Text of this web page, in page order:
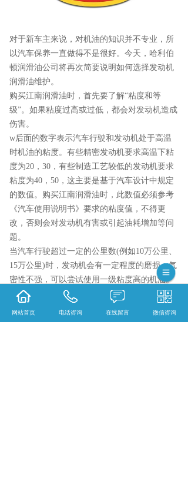
对于新车主来说，对机油的知识并不专业，所
以汽车保养一直做得不是很好。今天，哈利伯
顿润滑油公司将再次简要说明如何选择发动机
润滑油维护。
购买江南润滑油时，首先要了解“粘度和等
级”。如果粘度过高或过低，都会对发动机造成
伤害。
w后面的数字表示汽车行驶和发动机处于高温
时机油的粘度。有些精密发动机要求高温下粘
度为20，30，有些制造工艺较低的发动机要求
粘度为40，50，这主要是基于汽车设计中规定
的数值。购买江南润滑油时，此数值必须参考
《汽车使用说明书》要求的粘度值，不得更
改，否则会对发动机有害或引起油耗增加等问
题。
当汽车行驶超过一定的公里数(例如10万公里、
15万公里)时，发动机会有一定程度的磨损，气
密性不强，可以尝试使用一级粘度高的机油。
气密性差的显著特点是“烧油”。换油前，油尺
显示机油明显减少或不足，下次换油时可以尝
试使用粘度更高的。
网站首页 电话咨询 在线留言 微信咨询